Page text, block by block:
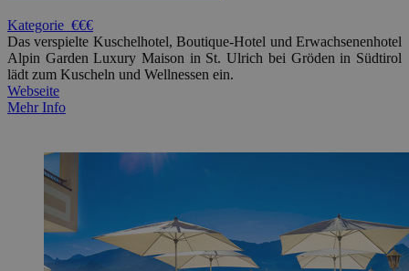
Kategorie €€€
Das verspielte Kuschelhotel, Boutique-Hotel und Erwachsenenhotel
Alpin Garden Luxury Maison in St. Ulrich bei Gröden in Südtirol
lädt zum Kuscheln und Wellnessen ein.
Webseite
Mehr Info